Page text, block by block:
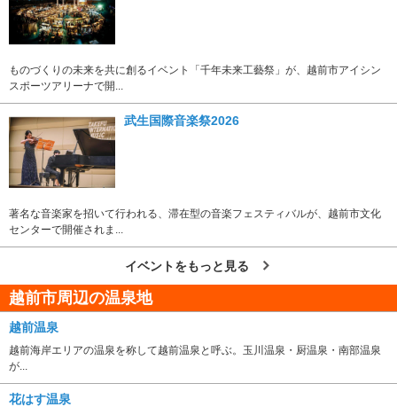
ものづくりの未来を共に創るイベント「千年未来工藝祭」が、越前市アイシン
スポーツアリーナで開...
武生国際音楽祭2026
著名な音楽家を招いて行われる、滞在型の音楽フェスティバルが、越前市文化
センターで開催されま...
イベントをもっと見る
越前市周辺の温泉地
越前温泉
越前海岸エリアの温泉を称して越前温泉と呼ぶ。玉川温泉・厨温泉・南部温泉
が...
花はす温泉